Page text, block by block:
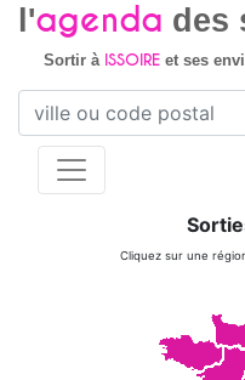
l'agenda des
Sortir à ISSOIREet ses
Cliquez sur une